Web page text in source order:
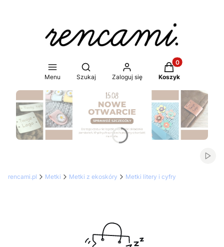
Menu
Otwórz wyszukiwarkę
Szukaj Zaloguj się
Produkty w
Koszyk
Naciśnij Enter lub spację, aby otworzyć stronę.
rencami.pl Metki Metki z ekoskóry Metki litery i cyfry